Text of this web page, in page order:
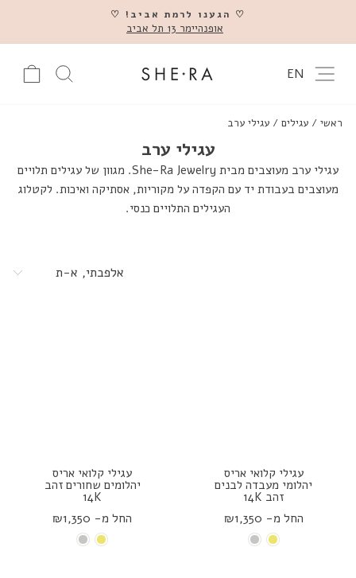
השהה
♡ הגענו לרמת אביב! ♡
אופנהיימר 13 תל אביב
ניווט באתר
EN חיפוש
ראשי / עגילים / עגילי ערב
עגילי ערב
עגילי ערב מעוצבים מבית She-Ra Jewelry. מגוון של עגילים תלויים
מעוצבים בעבודת יד עם הקפדה על מקוריות, אסתיקה ואיכות. לקטלוג
העגילים התלויים כנסי.
לפי
עגילי קלואי אריס
יהלומי מעבדה לבנים
זהב 14K
החל מ- ₪1,350
עגילי קלואי אריס
יהלומים שחורים זהב
14K
החל מ- ₪1,350